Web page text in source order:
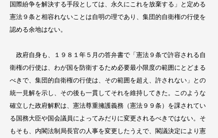
国際紛争を解決する手段としては、永久にこれを放棄する」と定める
憲法９条と相容れないことは自明の理であり、集団的自衛権の行使を
認める余地はない。
政府自身も、１９８１年５月の答弁書で「憲法９条で許容される自
衛権の行使は、わが国を防衛するため必要最小限度の範囲にとどまる
べきで、集団的自衛権の行使は、その範囲を超え、許されない」との
統一見解を示し、その後も一貫してそれを維持してきた。このような
確立した政府解釈は、憲法尊重擁護義務（憲法９９条）を課されてい
る国務大臣や国会議員によってみだりに変更されるべきではない。そ
もそも、内閣法制局長官の人事を変更したうえで、閣議決定により憲